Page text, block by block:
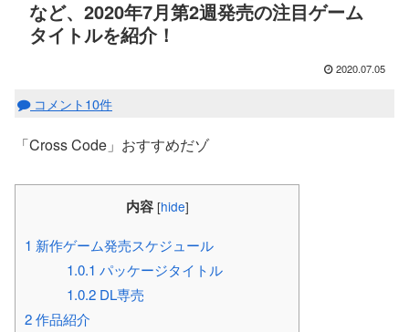
など、2020年7月第2週発売の注目ゲーム
タイトルを紹介！
2020.07.05
コメント10件
「Cross Code」おすすめだゾ
内容 [hide]
1 新作ゲーム発売スケジュール
1.0.1 パッケージタイトル
1.0.2DL専売
2作品紹介